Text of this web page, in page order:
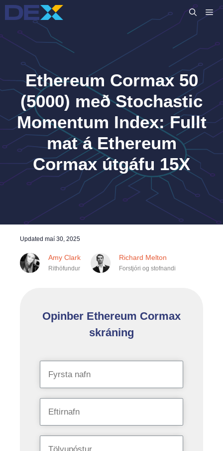
Skip
to
content
Ethereum Cormax 50
(5000) með Stochastic
Momentum Index: Fullt
mat á Ethereum
Cormax útgáfu 15X
Updated maí 30, 2025
Amy Clark
Rithöfundur
Richard Melton
Forstjóri og stofnandi
Opinber Ethereum Cormax
skráning